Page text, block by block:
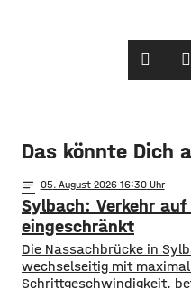
Das könnte Dich
notes 05. August 2026 16:30
Sylbach: Verkehr
eingeschränkt
Die Nassachbrücke in
wechselseitig mit
Schrittgeschwindigkeit,